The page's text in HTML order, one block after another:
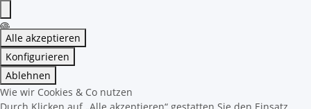
Alle akzeptieren
Konfigurieren
Ablehnen
Wie wir Cookies & Co nutzen